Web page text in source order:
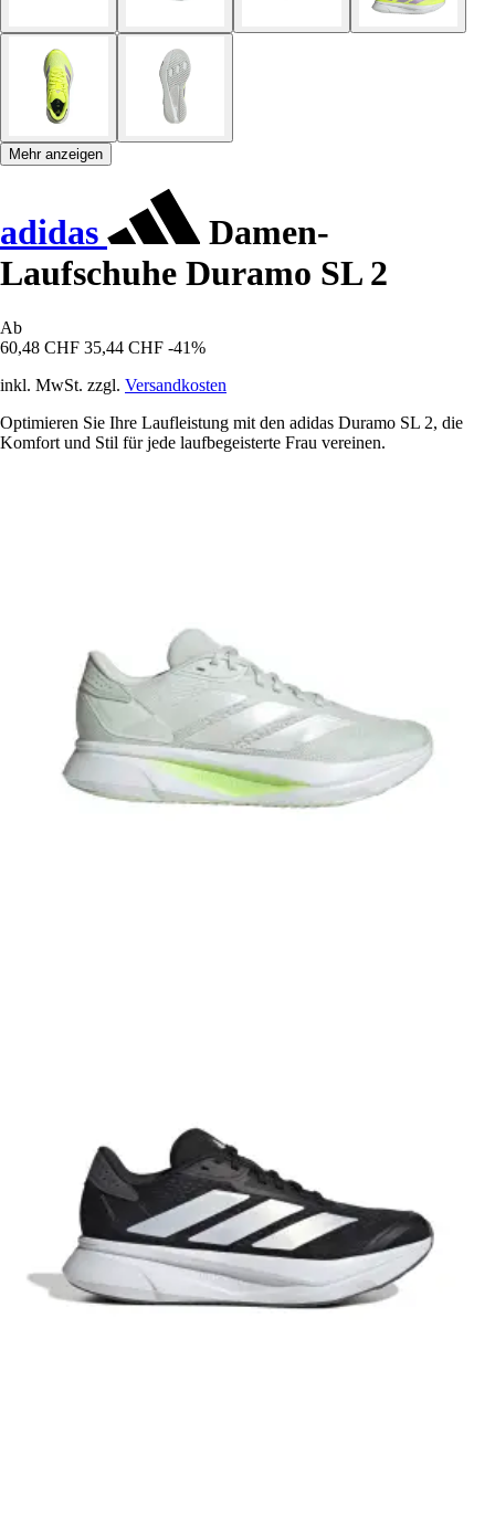
Mehr anzeigen
adidas
Damen-
Laufschuhe Duramo SL 2
Ab
60,48 CHF 35,44 CHF -41%
inkl. MwSt. zzgl. Versandkosten
Optimieren Sie Ihre Laufleistung mit den adidas Duramo SL 2, die
Komfort und Stil für jede laufbegeisterte Frau vereinen.